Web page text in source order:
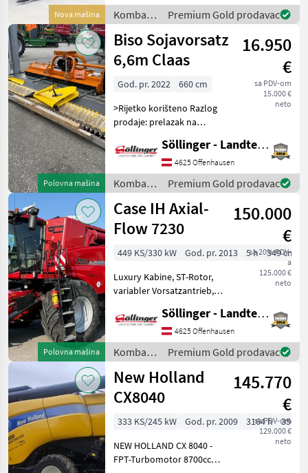
Nova mašina
Redovna cijena 26.88
Kombajni
/
Sonstige
Premium Gold prodavac
Polovna mašina
Biso Sojavorsatz
6,6m Claas
16.950
€
sa PDV-om
15.000 €
neto
God. pr. 2022
660 cm
>Rijetko korišteno Razlog
prodaje: prelazak na
adaptera: Heder/ adapter
za žito, Fiksno, : Fiksno
Kombajni Adapteri za
kombajne
Söllinger - Landtechnik GmbH
4625 Offenhausen
Kombajni
/ Biso
Premium Gold prodavac
Polovna mašina
Case IH Axial-
Flow 7230
150.000
€
sa 20% PDV-
a
125.000 €
neto
449 KS/330 kW God. pr. 2013 5 h
349 cm
Luxury Kabine, ST-Rotor,
variabler Vorsatzantrieb,
600/65R28 Redekop Motor
NEU Broj slamotresa: 0
slamotresa, Hidrostatični
pogon, Pogon n
Söllinger - Landtechnik GmbH
4625 Offenhausen
Kombajni
/ Case IH
Premium Gold prodavac
New Holland
CX8040
145.770
€
sa PDV-om
129.000 €
neto
333 KS/245 kW God. pr. 2009 3164 h
350
NEW HOLLAND CX 8040 -
FPT-Turbomotor 8700ccm